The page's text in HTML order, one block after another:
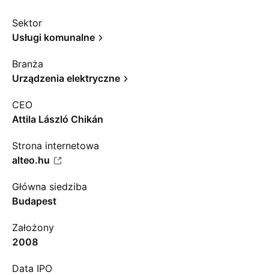
Sektor
Usługi komunalne
Branża
Urządzenia elektryczne
CEO
Attila László Chikán
Strona internetowa
alteo.hu
Główna siedziba
Budapest
Założony
2008
Data IPO